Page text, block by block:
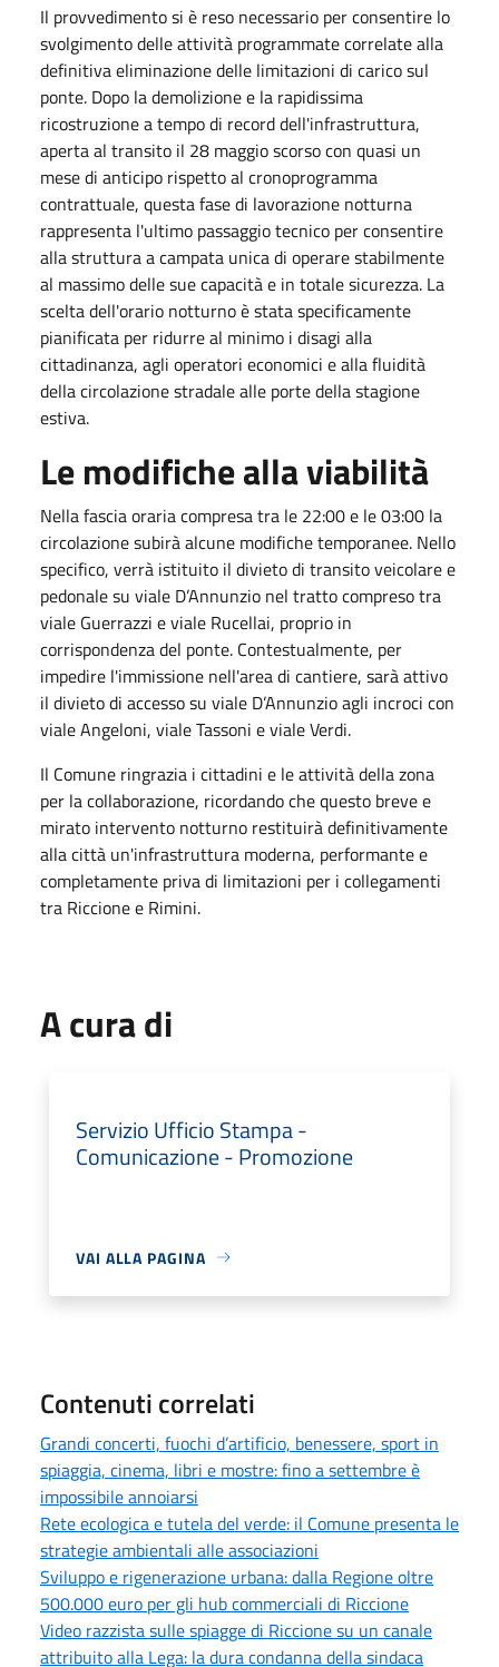
Il provvedimento si è reso necessario per consentire lo
svolgimento delle attività programmate correlate alla
definitiva eliminazione delle limitazioni di carico sul
ponte. Dopo la demolizione e la rapidissima
ricostruzione a tempo di record dell'infrastruttura,
aperta al transito il 28 maggio scorsocon quasi un
mese di anticipo rispetto al cronoprogramma
contrattuale, questa fase di lavorazione notturna
rappresenta l'ultimo passaggio tecnico per consentire
alla struttura a campata unica di operare stabilmente
al massimo delle sue capacità e in totale sicurezza. La
scelta dell'orario notturno è stata specificamente
pianificata per ridurre al minimo i disagi alla
cittadinanza, agli operatori economici e alla fluidità
della circolazione stradale alle porte della stagione
estiva.
Le modifiche alla viabilità
Nella fascia oraria compresa tra le 22:00e le03:00 la
circolazione subirà alcune modifiche temporanee. Nello
specifico, verrà istituito il divieto di transito veicolare e
pedonale su viale D’Annunzio nel tratto compreso tra
viale Guerrazzi e viale Rucellai, proprio in
corrispondenza del ponte. Contestualmente, per
impedire l'immissione nell'area di cantiere, sarà attivo
il divieto di accesso su viale D’Annunzio agli incroci con
viale Angeloni, viale Tassoni e viale Verdi.
Il Comune ringrazia i cittadini e le attività della zona
per la collaborazione, ricordando che questo breve e
mirato intervento notturno restituirà definitivamente
alla città un'infrastruttura moderna, performante e
completamente priva di limitazioni per i collegamenti
tra Riccione e Rimini.
A cura di
Servizio Ufficio Stampa -
Comunicazione - Promozione
VAI ALLA PAGINA
Contenuti correlati
Grandi concerti, fuochi d’artificio, benessere, sport in
spiaggia, cinema, libri e mostre: fino a settembre è
impossibile annoiarsi
Rete ecologica e tutela del verde: il Comune presenta le
strategie ambientali alle associazioni
Sviluppo e rigenerazione urbana: dalla Regione oltre
500.000 euro per gli hub commerciali di Riccione
Video razzista sulle spiagge di Riccione su un canale
attribuito alla Lega: la dura condanna della sindaca